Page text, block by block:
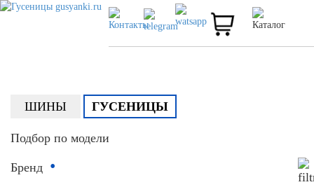
ШИНЫ ГУСЕНИЦЫ
Подбор по модели
Бренд •